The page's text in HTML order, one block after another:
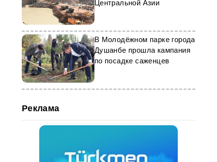
Центральной Азии
В Молодёжном парке города
Душанбе прошла кампания
по посадке саженцев
Реклама